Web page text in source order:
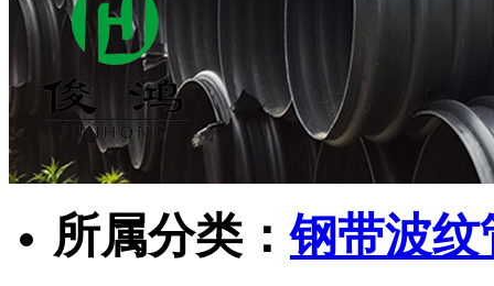
所属分类：钢带波纹